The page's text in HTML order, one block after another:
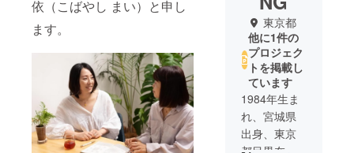
依（こばやし まい）と申し
ます。
東京都
他に1件の
プロジェク
トを掲載し
ています
1984年生ま
れ、宮城県
出身、東京